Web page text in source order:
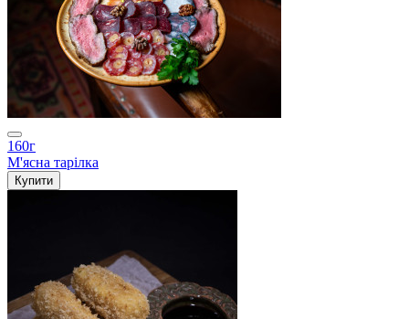
160г
М'ясна тарілка
Купити